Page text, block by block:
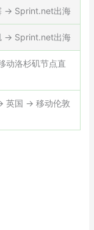
→ Sprint.net出海
→ Sprint.net出海
洛杉矶节点直
英国 → 移动伦敦